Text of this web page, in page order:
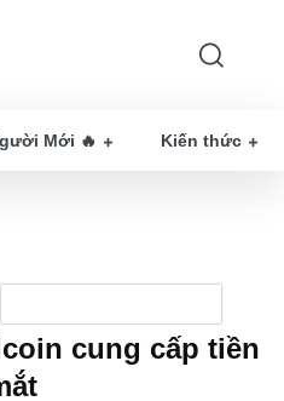
Mới 🔥 Kiến thức
cung cấp tiền